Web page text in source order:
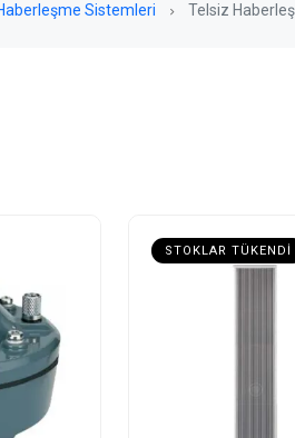
Sistemleri Telsiz
STOKLAR TÜKENDI